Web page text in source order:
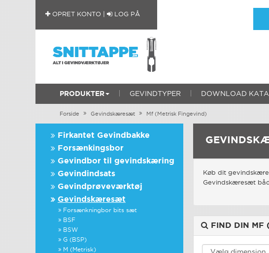
OPRET KONTO LOG PÅ
PRODUKTER GEVINDTYPER DOWNLOAD
Forside Gevindskæresæt Mf (Metrisk Fingevind)
Firkantet Gevindbakke
Forsænkingsbor
Gevindbor til gevindskæring
Gevindindsats
Gevindprøveværktøj
Gevindskæresæt
Forsænkningbor bits sæt
BSF
BSW
G (BSP)
M (Metrisk)
Køb dit
Gevindskæresæt
FIND DIN MF